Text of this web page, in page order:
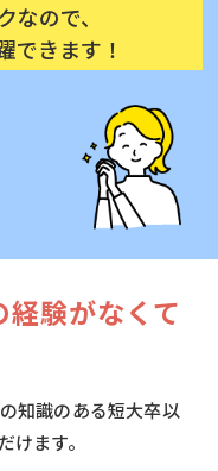
なので、
できます！
験がなくて
知識のある短大卒以
けます。